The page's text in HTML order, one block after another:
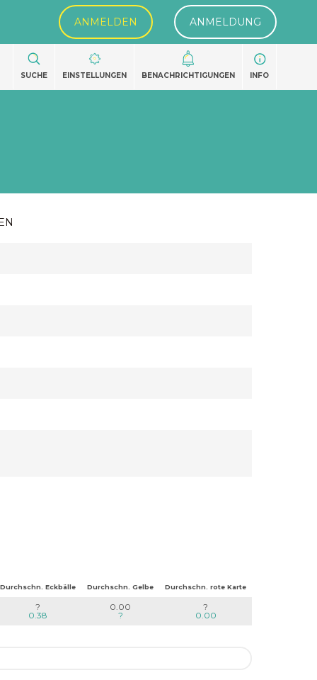
ANMELDEN ANMELDUNG
SUCHE EINSTELLUNGEN BENACHRICHTIGUNGEN INFO
Durchschn. Eckbälle Durchschn. Gelbe Durchschn. rote Karte
?
0.38
0.00
?
?
0.00